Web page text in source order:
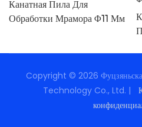
Канатная Пила Для
Обработки Мрамора Φ11 Мм
Copyright © 2026
Technology Co., Ltd. |